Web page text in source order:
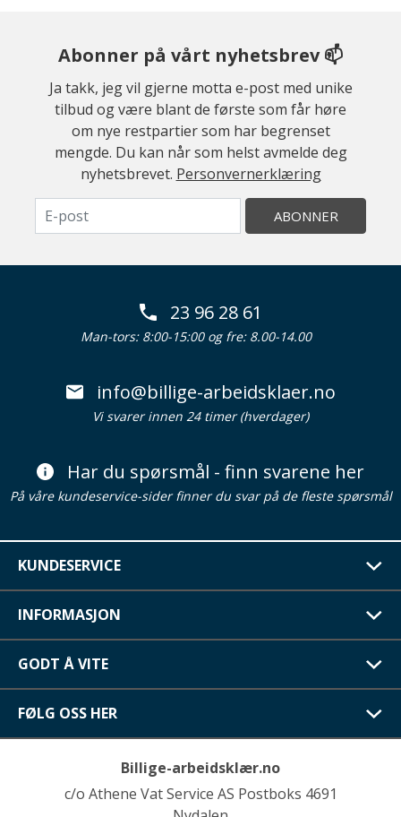
Abonner på vårt nyhetsbrev 📫
Ja takk, jeg vil gjerne motta e-post med unike
tilbud og være blant de første som får høre
om nye restpartier som har begrenset
mengde. Du kan når som helst avmelde deg
nyhetsbrevet. Personvernerklæring
ABONNER
23 96 28 61
Man-tors: 8:00-15:00 og fre: 8.00-14.00
info@billige-arbeidsklaer.no
Vi svarer innen 24 timer (hverdager)
Har du spørsmål - finn svarene her
På våre kundeservice-sider finner du svar på de fleste spørsmål
KUNDESERVICE
INFORMASJON
GODT Å VITE
FØLG OSS HER
Billige-arbeidsklær.no
c/o Athene Vat Service AS Postboks 4691